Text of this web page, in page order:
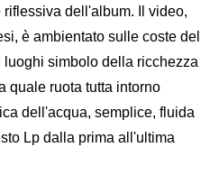
dell'album. Il video,
è ambientato sulle coste del
luoghi simbolo della ricchezza
quale ruota tutta intorno
dell'acqua, semplice, fluida
Lp dalla prima all'ultima